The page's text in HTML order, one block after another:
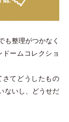
も整理がつかなく
ームコレクショ
さてどうしたもの
ないし、どうせだ